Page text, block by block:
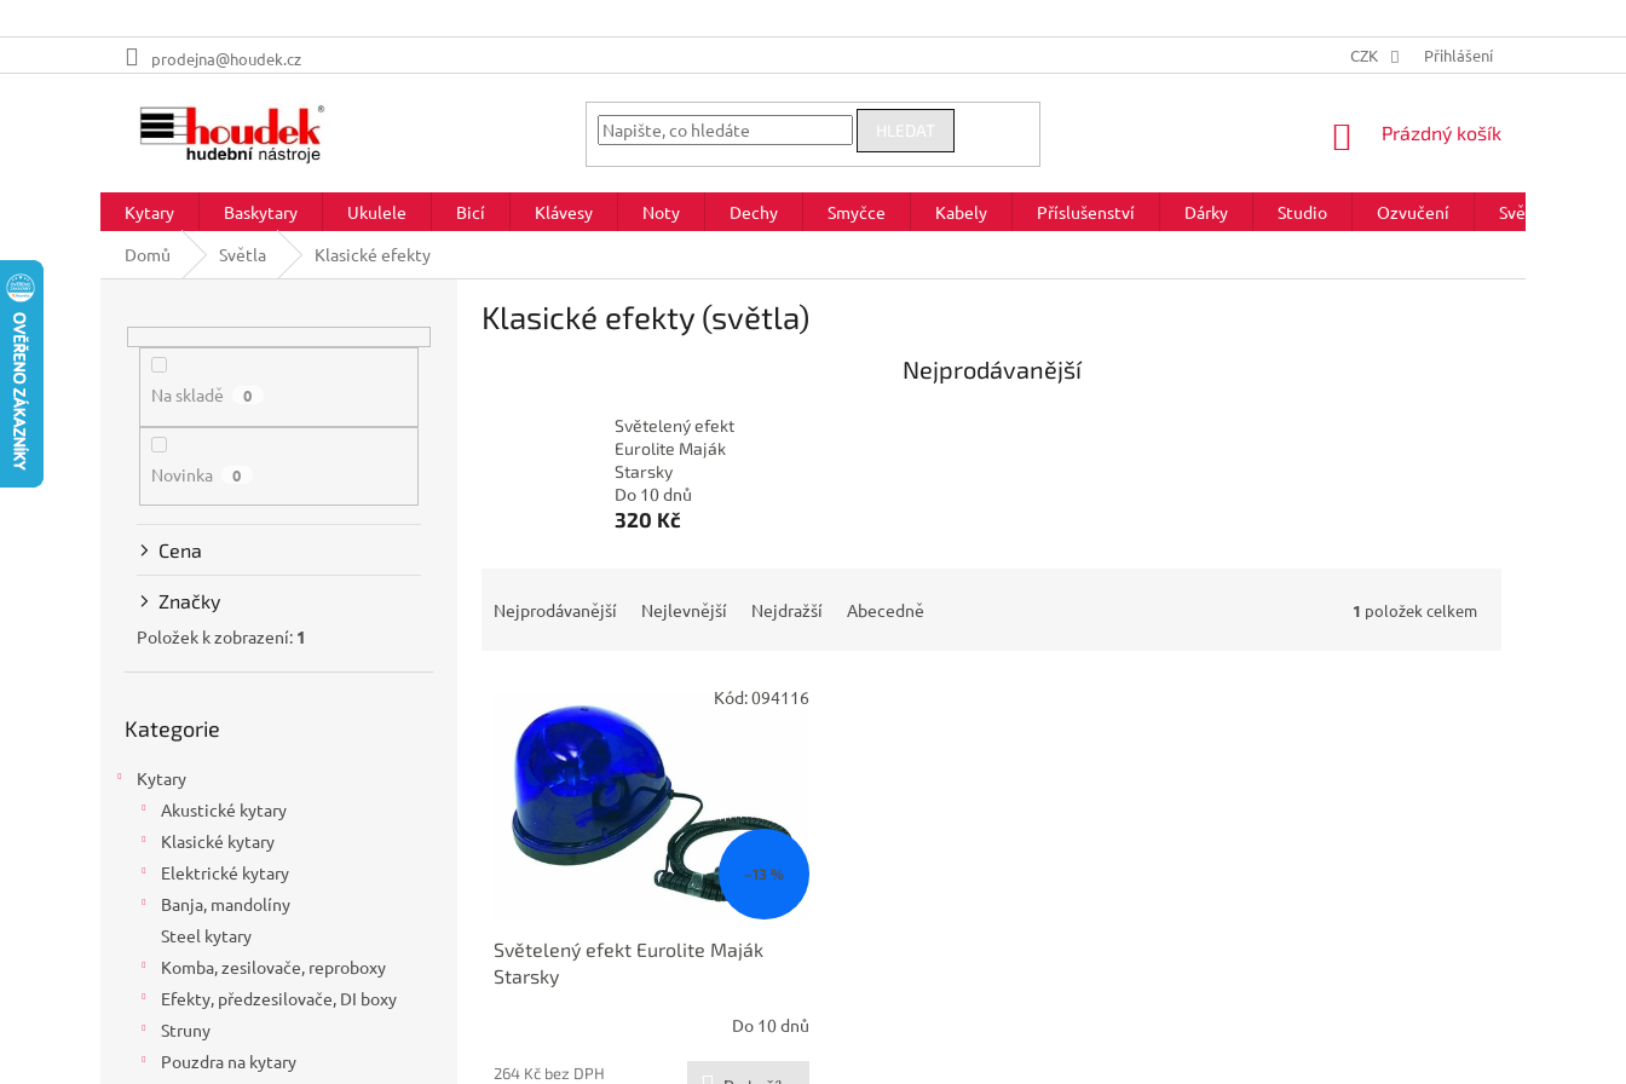
na
prodejna@houdek.cz CZK Přihlášení
HLEDAT
NÁKUPNÍ
Prázdný košík
Kytary Baskytary Ukulele Bicí Klávesy Noty Dechy Smyčce Kabely Příslušenství Dárky Studio Ozvučení Světla
Domů
Světla Klasické efekty
Na skladě 0
Novinka 0
Cena
Značky
Položek k zobrazení: 1
kategorie
Kategorie
Kytary
Akustické kytary
Klasické kytary
Elektrické kytary
Banja, mandolíny
Steel kytary
Komba, zesilovače, reproboxy
Efekty, předzesilovače, DI boxy
Struny
Pouzdra na kytary
Klasické efekty (světla)
Nejprodávanější
Světelený efekt
Eurolite Maják
Starsky
Do 10 dnů
320 Kč
Nejprodávanější Nejlevnější Nejdražší Abecedně 1 položek celkem
–13 %
Světelený efekt Eurolite Maják
Starsky
Do 10 dnů
264 Kč bez DPH
Kód:094116